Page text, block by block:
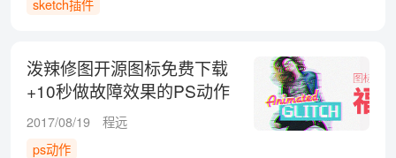
sketch插件
泼辣修图开源图标免费下载
+10秒做故障效果的PS动作
2017/08/19
程远
ps动作